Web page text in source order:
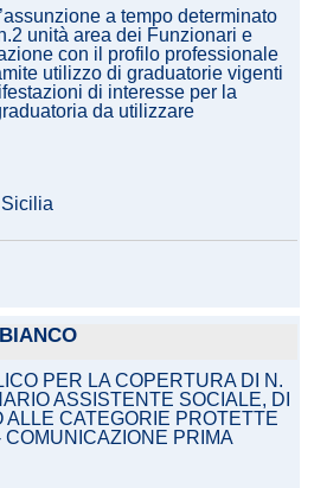
a tempo determinato
unità area dei Funzionari e
con il profilo professionale
utilizzo di graduatorie vigenti
di interesse per la
da utilizzare
PER LA COPERTURA DI N.
ASSISTENTE SOCIALE, DI
ALLE CATEGORIE PROTETTE
COMUNICAZIONE PRIMA